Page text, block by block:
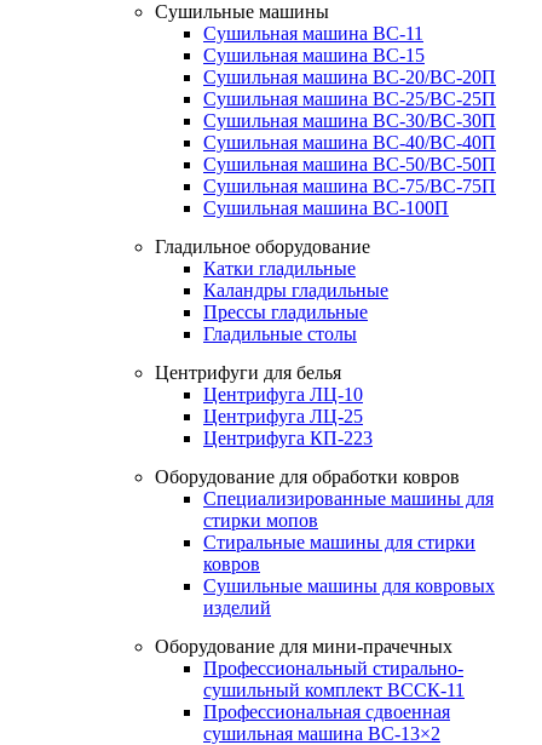
Сушильные машины
Сушильная машина ВС-11
Сушильная машина ВС-15
Сушильная машина ВС-20/ВС-20П
Сушильная машина ВС-25/ВС-25П
Сушильная машина ВС-30/ВС-30П
Сушильная машина ВС-40/ВС-40П
Сушильная машина ВС-50/ВС-50П
Сушильная машина ВС-75/ВС-75П
Сушильная машина ВС-100П
Гладильное оборудование
Катки гладильные
Каландры гладильные
Прессы гладильные
Гладильные столы
Центрифуги для белья
Центрифуга ЛЦ-10
Центрифуга ЛЦ-25
Центрифуга КП-223
Оборудование для обработки ковров
Специализированные машины для
стирки мопов
Стиральные машины для стирки
ковров
Сушильные машины для ковровых
изделий
Оборудование для мини-прачечных
Профессиональный стирально-
сушильный комплект ВССК-11
Профессиональная сдвоенная
сушильная машина ВС-13×2